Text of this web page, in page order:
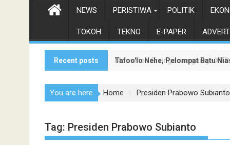
NEWS PERISTIWA POLITIK
TOKOH TEKNO E-PAPER
Recent posts Tafoo'lo Nehe, Pelompat Batu
Monumen Sisingamangaraja XII
You are here Home Presiden Prabowo Subianto
Tag: Presiden Prabowo Subianto